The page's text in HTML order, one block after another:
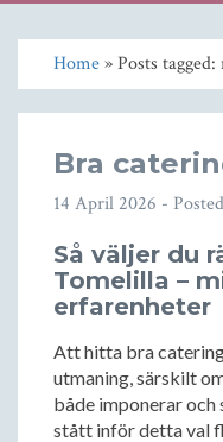
Home» Posts
Bra
14 April 2026 -
Så väljer du
Tomelilla –
erfarenheter
Att hitta bra
utmaning, särskilt
både imponerar och
stått inför detta val